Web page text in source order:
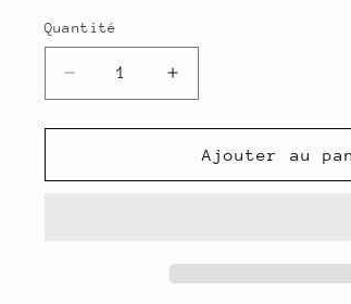
Quantité
Quantité
Réduire
la
quantité
Protéines
Augmenter
la
quantité
Protéines
Ajouter au